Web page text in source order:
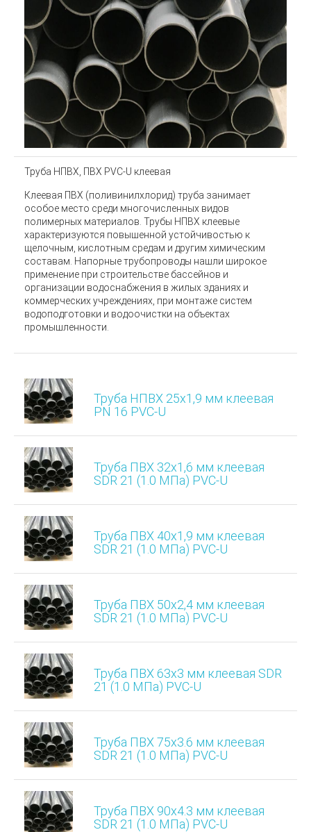
Труба НПВХ, ПВХ PVC-U клеевая
Клеевая ПВХ (поливинилхлорид) труба занимает
особое место среди многочисленных видов
полимерных материалов. Трубы НПВХ клеевые
характеризуются повышенной устойчивостью к
щелочным, кислотным средам и другим химическим
составам. Напорные трубопроводы нашли широкое
применение при строительстве бассейнов и
организации водоснабжения в жилых зданиях и
коммерческих учреждениях, при монтаже систем
водоподготовки и водоочистки на объектах
промышленности.
Труба НПВХ 25х1,9 мм клеевая
PN 16 PVC-U
Труба ПВХ 32х1,6 мм клеевая
SDR 21 (1.0 МПа) PVC-U
Труба ПВХ 40х1,9 мм клеевая
SDR 21 (1.0 МПа) PVC-U
Труба ПВХ 50х2,4 мм клеевая
SDR 21 (1.0 МПа) PVC-U
Труба ПВХ 63х3 мм клеевая SDR
21 (1.0 МПа) PVC-U
Труба ПВХ 75х3.6 мм клеевая
SDR 21 (1.0 МПа) PVC-U
Труба ПВХ 90х4.3 мм клеевая
SDR 21 (1.0 МПа) PVC-U